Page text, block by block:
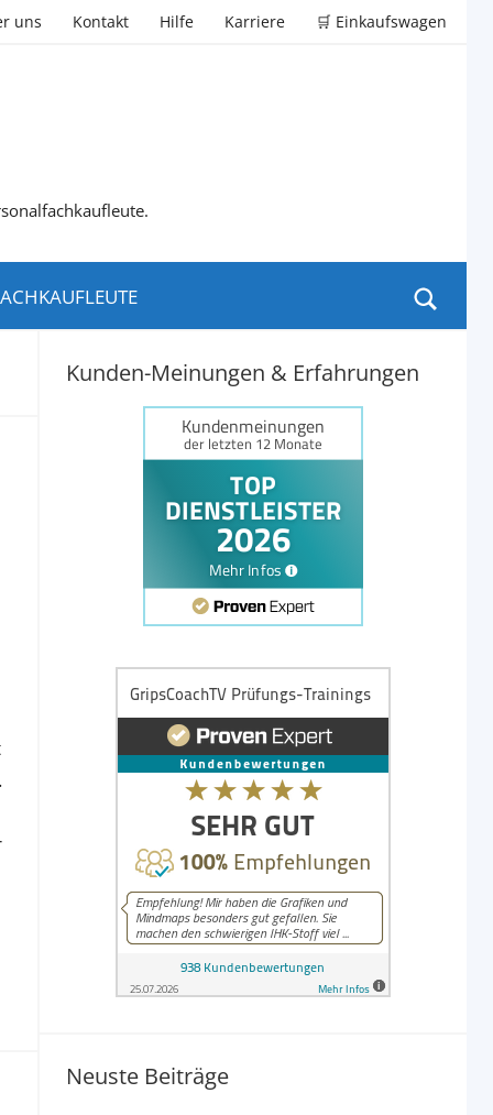
uns Kontakt Hilfe Karriere 🛒 Einkaufswagen
Kunden-Meinungen & Erfahrungen
Neuste Beiträge